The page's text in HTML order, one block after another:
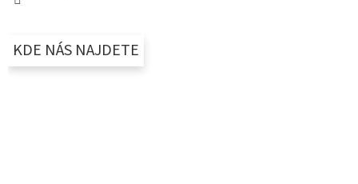
KDE NÁS NAJDETE